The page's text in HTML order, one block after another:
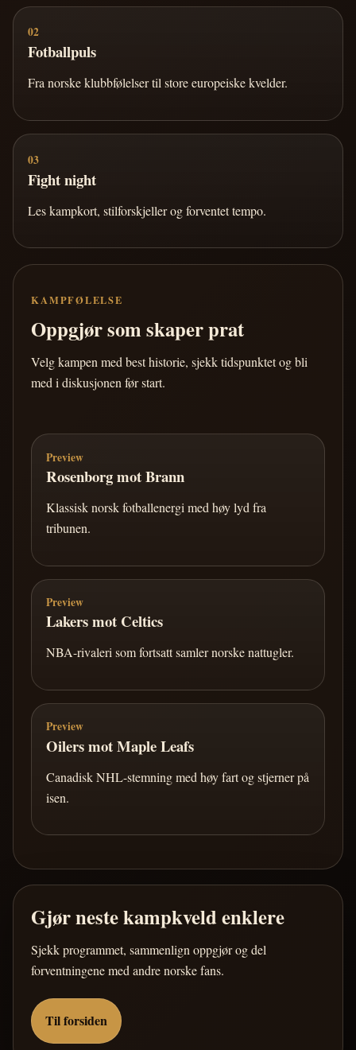
02
Fotballpuls
Fra norske klubbfølelser til store europeiske kvelder.
03
Fight night
Les kampkort, stilforskjeller og forventet tempo.
KAMPFØLELSE
Oppgjør som skaper prat
Velg kampen med best historie, sjekk tidspunktet og bli
med i diskusjonen før start.
Preview
Rosenborg mot Brann
Klassisk norsk fotballenergi med høy lyd fra
tribunen.
Preview
Lakers mot Celtics
NBA-rivaleri som fortsatt samler norske nattugler.
Preview
Oilers mot Maple Leafs
Canadisk NHL-stemning med høy fart og stjerner på
isen.
Gjør neste kampkveld enklere
Sjekk programmet, sammenlign oppgjør og del
forventningene med andre norske fans.
Til forsiden